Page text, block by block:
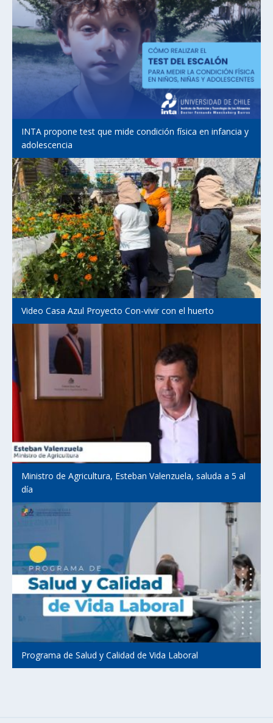
INTA propone test que mide condición física en infancia y
adolescencia
Video Casa Azul Proyecto Con-vivir con el huerto
Ministro de Agricultura, Esteban Valenzuela, saluda a 5 al
día
Programa de Salud y Calidad de Vida Laboral